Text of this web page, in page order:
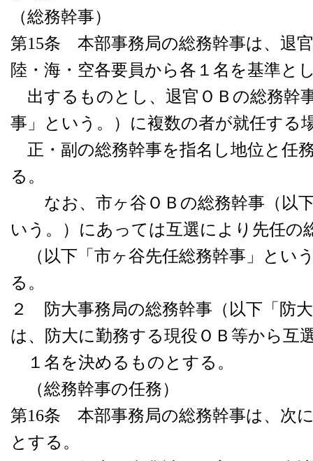
（総務幹事）
第15条 本部事務局の総務幹事は、退
陸・海・空各要員から各１名を基準と
出するものとし、退官ＯＢの総務幹
事」という。）に複数の者が就任する
正・副の総務幹事を指名し地位と任
る。
なお、市ヶ谷ＯＢの総務幹事（以
いう。）にあっては互選により先任の
（以下「市ヶ谷先任総務幹事」とい
る。
２ 防大事務局の総務幹事（以下「防
は、防大に勤務する現役ＯＢ等から互
１名を決めるものとする。
（総務幹事の任務）
第16条 本部事務局の総務幹事は、次
とする。